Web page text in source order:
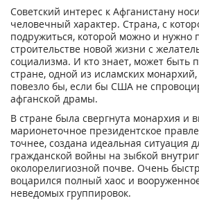
Советский интерес к Афганистану
человечный характер. Страна, с
подружиться, которой можно и нужно
строительстве новой жизни с
социализма. И кто знает, может быть
стране, одной из исламских
повезло бы, если бы США не
афганской драмы.
В стране была свергнута монархия и
марионеточное президентское
точнее, создана идеальная ситуация
гражданской войны на зыбкой
околорелигиозной почве. Очень
воцарился полный хаос и
неведомых группировок.